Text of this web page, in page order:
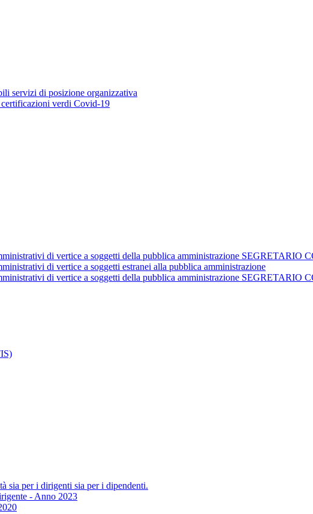
servizi di posizione organizzativa
certificazioni verdi Covid-19
di vertice a soggetti della pubblica amministrazione
di vertice a soggetti estranei alla pubblica amministrazione
di vertice a soggetti della pubblica amministrazione
sia per i dirigenti sia per i dipendenti.
- Anno 2023